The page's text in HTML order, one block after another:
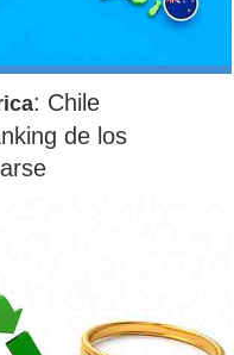
: Chile
de los